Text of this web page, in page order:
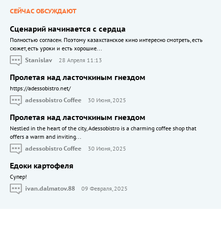
СЕЙЧАС ОБСУЖДАЮТ
Сценарий начинается с сердца
Полностью согласен. Поэтому казахстанское кино интересно смотреть, есть
сюжет, есть уроки и есть хорошие...
Stanislav
28 Апреля 11:13
Пролетая над ласточкиным гнездом
https://adessobistro.net/
adessobistro Coffee
30 Июня, 2025
Пролетая над ласточкиным гнездом
Nestled in the heart of the city, Adessobistro is a charming coffee shop that
offers a warm and inviting...
adessobistro Coffee
30 Июня, 2025
Едоки картофеля
Cупер!
ivan.dalmatov.88
09 Февраля, 2025